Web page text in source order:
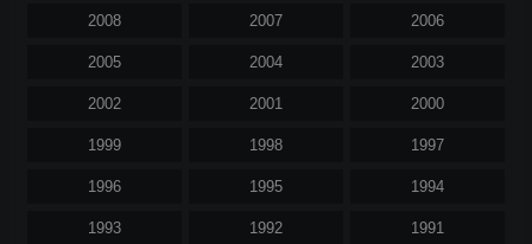
2008 2007 2006
2005 2004 2003
2002 2001 2000
1999 1998 1997
1996 1995 1994
1993 1992 1991